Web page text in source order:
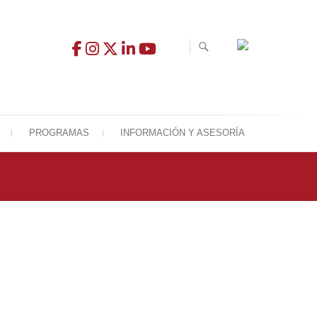
PROGRAMAS INFORMACIÓN Y ASESORÍA